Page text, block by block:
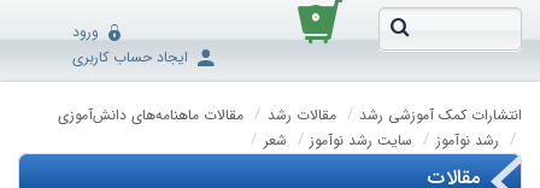
۰
ورود
ایجاد حساب کاربری
انتشارات کمک آموزشی رشد مقالات رشد
مقالات ماهنامه‌های دانش‌آموزی
رشد نوآموز
سایت رشد نوآموز شعر
مقالات